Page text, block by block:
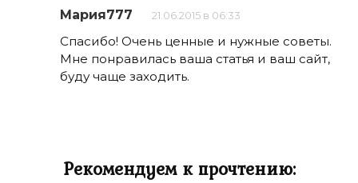
Мария777 21.06.2015 в 06:33
Спасибо! Очень ценные и нужные советы.
Мне понравилась ваша статья и ваш сайт,
буду чаще заходить.
Рекомендуем к прочтению: